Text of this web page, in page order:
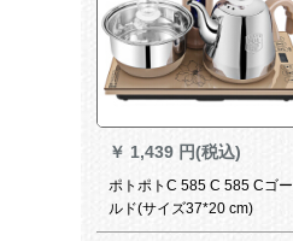
￥ 1,439 円(税込)
ポトポトC 585 C 585 Cゴー
ルド(サイズ37*20 cm)